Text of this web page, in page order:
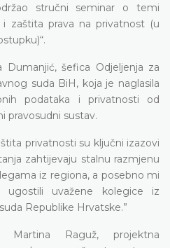
stručni seminar o temi
i zaštita prava na privatnost (u
Dumanjić, šefica Odjeljenja za
suda BiH, koja je naglasila
podataka i privatnosti od
pravosudni sustav.
privatnosti su ključni izazovi
zahtijevaju stalnu razmjenu
iz regiona, a posebno mi
uvažene kolegice iz
Republike Hrvatske.”
Martina Raguž, projektna